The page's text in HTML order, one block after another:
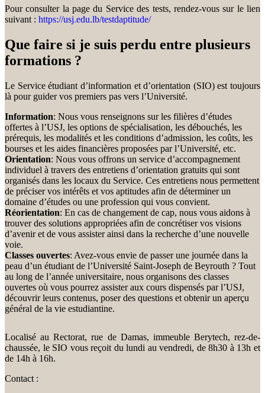
Pour consulter la page du Service des tests, rendez-vous sur le lien
suivant : https://usj.edu.lb/testdaptitude/
Que faire si je suis perdu entre plusieurs
formations ?
Le Service étudiant d’information et d’orientation (SIO) est toujours
là pour guider vos premiers pas vers l’Université.
Information: Nous vous renseignons sur les filières d’études
offertes à l’USJ, les options de spécialisation, les débouchés, les
prérequis, les modalités et les conditions d’admission, les coûts, les
bourses et les aides financières proposées par l’Université, etc.
Orientation: Nous vous offrons un service d’accompagnement
individuel à travers des entretiens d’orientation gratuits qui sont
organisés dans les locaux du Service. Ces entretiens nous permettent
de préciser vos intérêts et vos aptitudes afin de déterminer un
domaine d’études ou une profession qui vous convient.
Réorientation: En cas de changement de cap, nous vous aidons à
trouver des solutions appropriées afin de concrétiser vos visions
d’avenir et de vous assister ainsi dans la recherche d’une nouvelle
voie.
Classes ouvertes: Avez-vous envie de passer une journée dans la
peau d’un étudiant de l’Université Saint-Joseph de Beyrouth ? Tout
au long de l’année universitaire, nous organisons des classes
ouvertes où vous pourrez assister aux cours dispensés par l’USJ,
découvrir leurs contenus, poser des questions et obtenir un aperçu
général de la vie estudiantine.
Localisé au Rectorat, rue de Damas, immeuble Berytech, rez-de-
chaussée, le SIO vous reçoit du lundi au vendredi, de 8h30 à 13h et
de 14h à 16h.
Contact :